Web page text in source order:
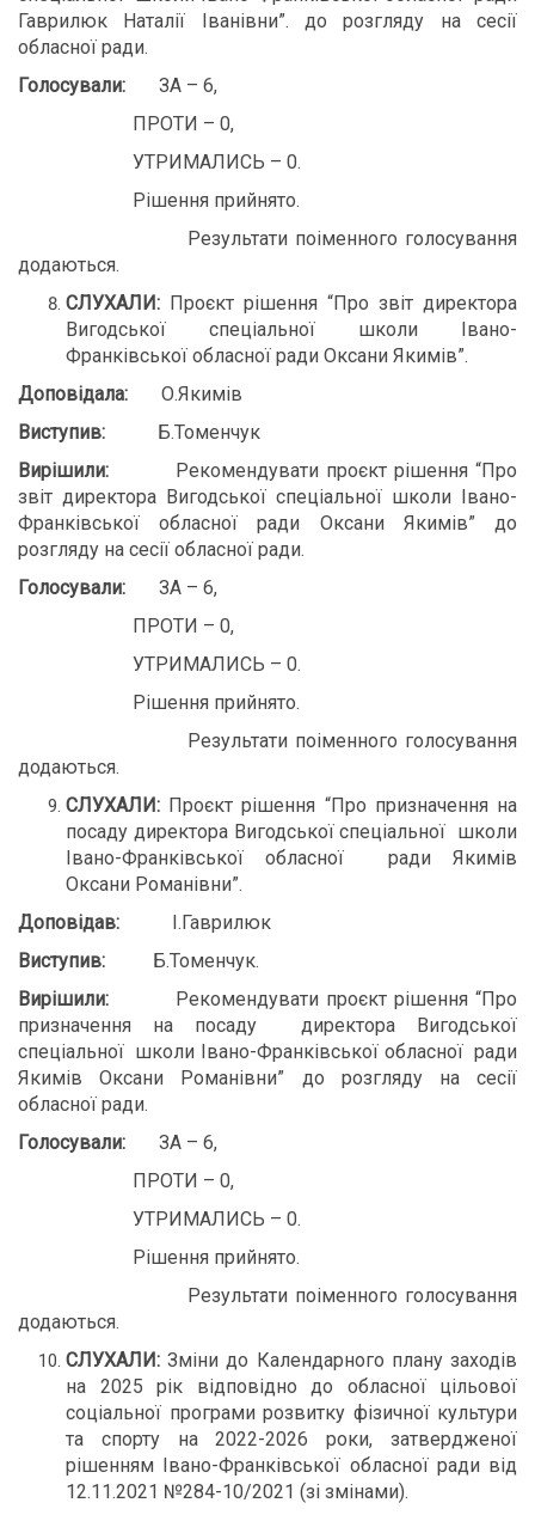
Гаврилюк Наталії Іванівни”. до розгляду на сесії
обласної ради.
Голосували: ЗА – 6,
ПРОТИ – 0,
УТРИМАЛИСЬ – 0.
Рішення прийнято.
Результати поіменного голосування
додаються.
СЛУХАЛИ: Проєкт рішення “Про звіт директора
Вигодської спеціальної школи Івано-
Франківської обласної ради Оксани Якимів”.
Доповідала: О.Якимів
Виступив:
Б.Томенчук
Вирішили: Рекомендувати проєкт рішення “Про
звіт директора Вигодської спеціальної школи Івано-
Франківської обласної ради Оксани Якимів” до
розгляду на сесії обласної ради.
Голосували:
ЗА – 6,
ПРОТИ – 0,
УТРИМАЛИСЬ – 0.
Рішення прийнято.
Результати поіменного голосування
додаються.
СЛУХАЛИ: Проєкт рішення “Про призначення на
посаду директора Вигодської спеціальної школи
Івано-Франківської обласної ради Якимів
Оксани Романівни”.
Доповідав: І.Гаврилюк
Виступив: Б.Томенчук.
Вирішили: Рекомендувати проєкт рішення “Про
призначення на посаду директора Вигодської
спеціальної школи Івано-Франківської обласної ради
Якимів Оксани Романівни” до розгляду на сесії
обласної ради.
Голосували: ЗА – 6,
ПРОТИ – 0,
УТРИМАЛИСЬ – 0.
Рішення прийнято.
Результати поіменного голосування
додаються.
СЛУХАЛИ: Зміни до Календарного плану заходів
на 2025 рік відповідно до обласної цільової
соціальної програми розвитку фізичної культури
та спорту на 2022-2026 роки, затвердженої
рішенням Івано-Франківської обласної ради від
12.11.2021 №284-10/2021 (зі змінами).